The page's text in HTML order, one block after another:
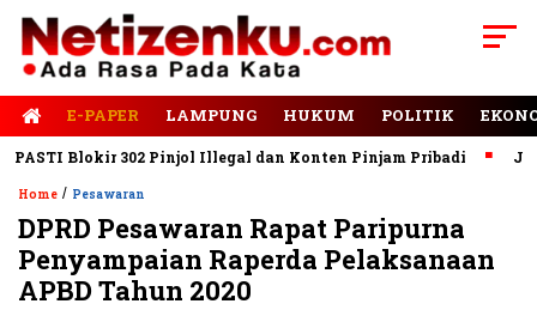
E-PAPER LAMPUNG HUKUM POLITIK
Blokir 302 Pinjol Illegal dan Konten Pinjam Pribadi Jalan
Home / Pesawaran
DPRD Pesawaran Rapat Paripurna
Penyampaian Raperda Pelaksanaan
APBD Tahun 2020